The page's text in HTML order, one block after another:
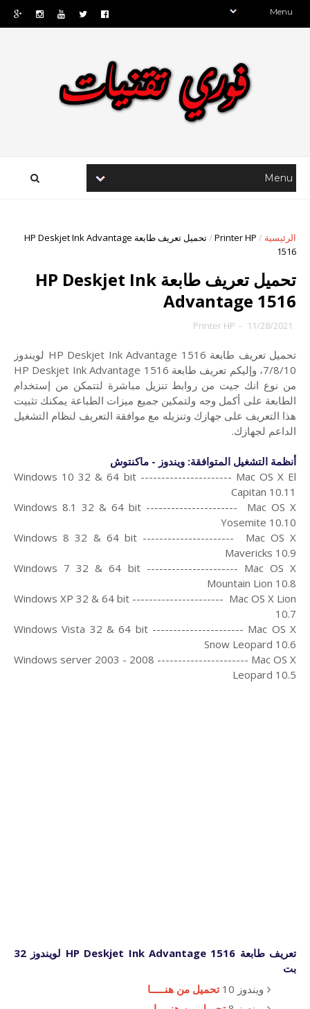
الرئيسية /
Printer HP
/
تحميل تعريف طابعة HP Deskjet Ink Advantage
1516
تحميل تعريف طابعة HP Deskjet Ink
Advantage 1516
11/28/2021
-
Printer HP
تحميل تعريف طابعة HP Deskjet Ink Advantage 1516 لويندوز
7/8/10، و
إليكم تعريف طابعة HP Deskjet Ink Advantage 1516
من نوع انك جيت من روابط تنزيل مباشرة لتتمكن من إستخدام
الطابعة على أكمل وجه ولتمكين جميع ميزات الطباعة يمكنك تثبيت
هذا التعريف على جهازك وتنزيله مع موافقة التعريف لنظام التشغيل
الداعم لجهازك.
أنظمة التشغيل المتوافقة: ويندوز - ماكنتوش
Windows 10 32 & 64 bit ---------------------- Mac OS X El
Capitan 10.11
Windows 8.1 32 & 64 bit ---------------------- Mac OS X
Yosemite 10.10
Windows 8 32 & 64 bit ---------------------- Mac OS X
Mavericks 10.9
Windows 7 32 & 64 bit ---------------------- Mac OS X
Mountain Lion 10.8
Windows XP 32 & 64 bit ---------------------- Mac OS X Lion
10.7
Windows Vista 32 & 64 bit ---------------------- Mac OS X
Snow Leopard 10.6
Windows server 2003 - 2008 ---------------------- Mac OS X
Leopard 10.5
تعريف طابعة HP Deskjet Ink Advantage 1516 لويندوز 32
بت
ويندوز 10
تحميل من هنـــــا